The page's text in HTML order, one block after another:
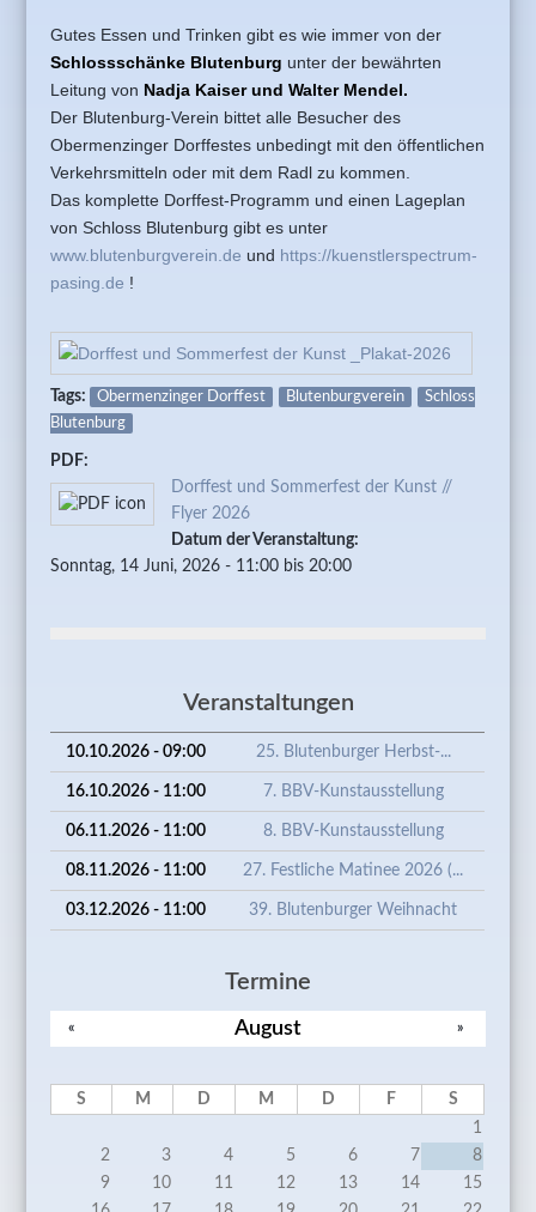
Gutes Essen und Trinken gibt es wie immer von der
Schlossschänke Blutenburg unter der bewährten
Leitung von Nadja Kaiser und Walter Mendel.
Der Blutenburg-Verein bittet alle Besucher des
Obermenzinger Dorffestes unbedingt mit den öffentlichen
Verkehrsmitteln oder mit dem Radl zu kommen.
Das komplette Dorffest-Programm und einen Lageplan
von Schloss Blutenburg gibt es unter
www.blutenburgverein.de und https://kuenstlerspectrum-
pasing.de !
Tags: Obermenzinger Dorffest Blutenburgverein
Schloss
Blutenburg
PDF:
Dorffest und Sommerfest der Kunst //
Flyer 2026
Datum der Veranstaltung:
Sonntag, 14 Juni, 2026 - 11:00 bis 20:00
Veranstaltungen
10.10.2026 - 09:00 25. Blutenburger Herbst-...
16.10.2026 - 11:00 7. BBV-Kunstausstellung
06.11.2026 - 11:00 8. BBV-Kunstausstellung
08.11.2026 - 11:00 27. Festliche Matinee 2026 (...
03.12.2026 - 11:00 39. Blutenburger Weihnacht
Termine
August
« »
S M D M D F
S
1
2
3 4 5 6 7
8
9
10 11 12 13 14
15